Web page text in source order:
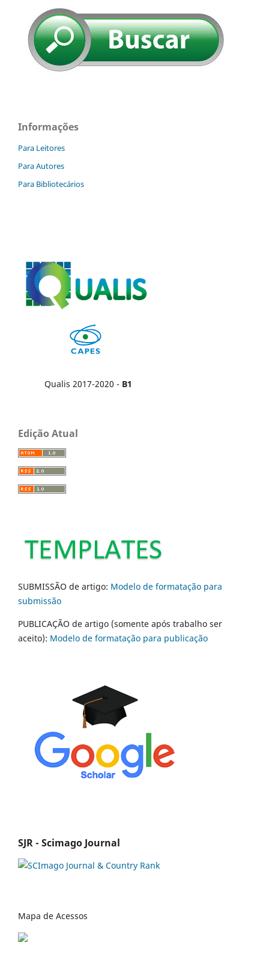
Informações
Para Leitores
Para Autores
Para Bibliotecários
Qualis 2017-2020 - B1
Edição Atual
SUBMISSÃO de artigo: Modelo de formatação para
submissão
PUBLICAÇÃO de artigo (somente após trabalho ser
aceito): Modelo de formatação para publicação
SJR - Scimago Journal
Mapa de Acessos